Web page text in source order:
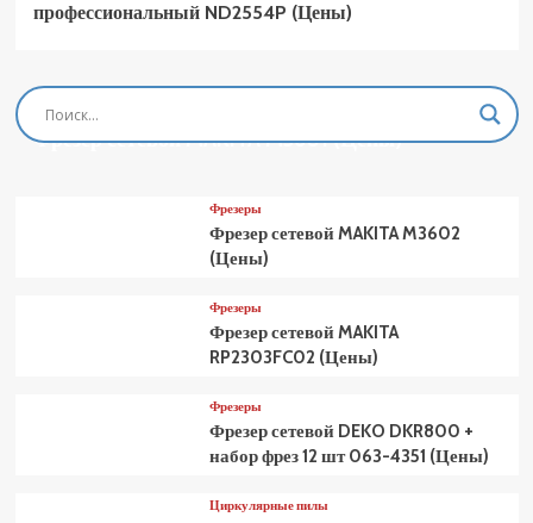
профессиональный ND2554P (Цены)
Фрезеры
Фрезер сетевой MAKITA M3601 (Цены)
Фрезеры
Фрезер сетевой MAKITA M3602
(Цены)
Фрезеры
Фрезер сетевой MAKITA
RP2303FC02 (Цены)
Фрезеры
Фрезер сетевой DEKO DKR800 +
набор фрез 12 шт 063-4351 (Цены)
Циркулярные пилы